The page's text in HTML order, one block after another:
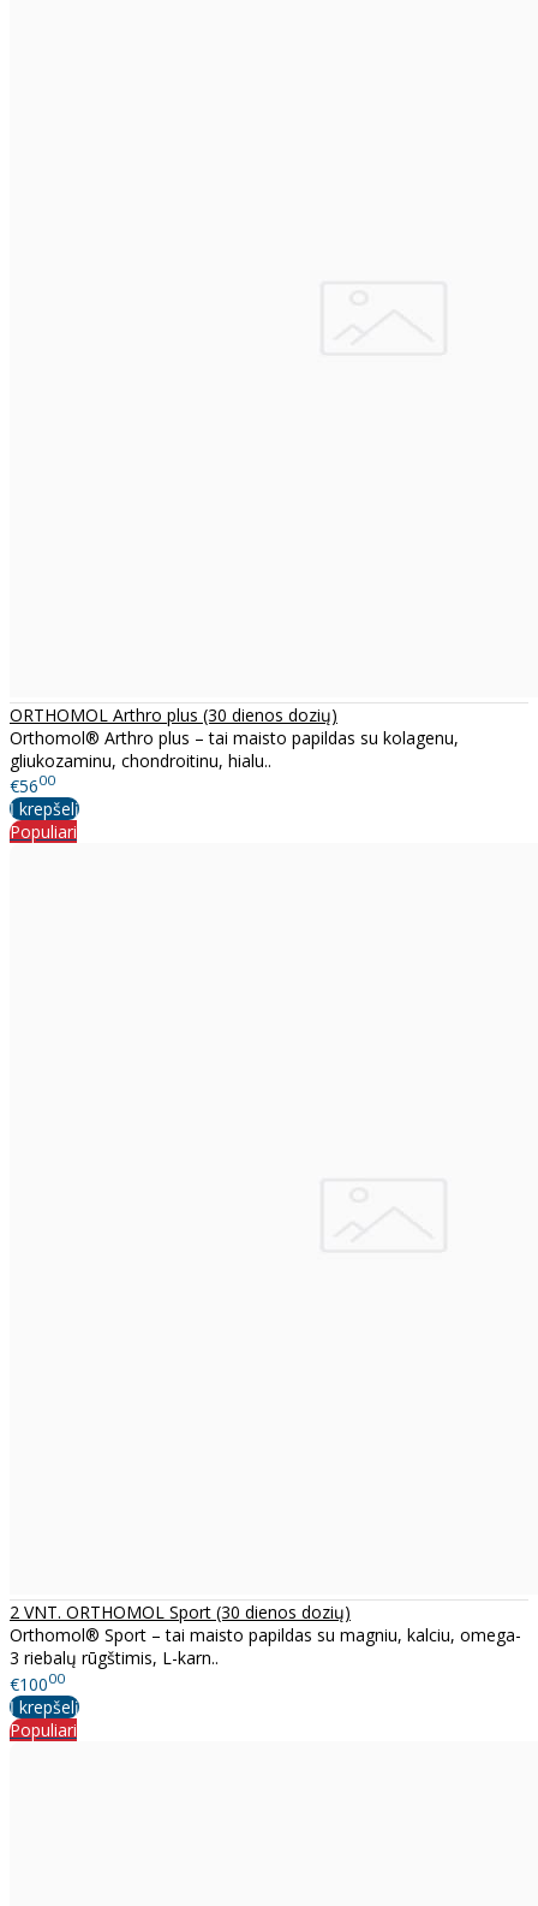
ORTHOMOL Arthro plus (30 dienos dozių)
Orthomol® Arthro plus – tai maisto papildas su kolagenu,
gliukozaminu, chondroitinu, hialu..
€5600
Į krepšelį
Populiari
2 VNT. ORTHOMOL Sport (30 dienos dozių)
Orthomol® Sport – tai maisto papildas su magniu, kalciu, omega-
3 riebalų rūgštimis, L-karn..
€10000
Į krepšelį
Populiari